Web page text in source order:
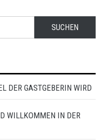
DER GASTGEBERIN WIRD
WILLKOMMEN IN DER